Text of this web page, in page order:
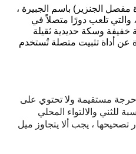
الجنزير) باسم الجبيرة ،
تلعب دورًا متصلاً في
وسكة حديدية ثقيلة
أداة تثبيت متصلة تُستخدم
مستقيمة ولا تحتوي على
للثني والالتواء المحلي
تصحيحها ، يجب ألا يتجاوز ميل